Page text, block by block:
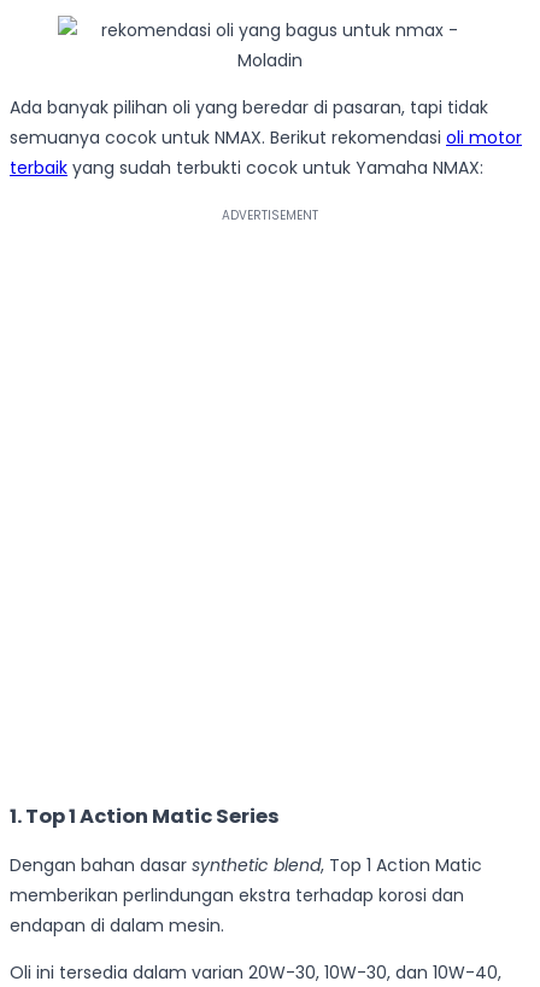
Ada banyak pilihan oli yang beredar di pasaran, tapi tidak
semuanya cocok untuk NMAX. Berikut rekomendasi oli motor
terbaik yang sudah terbukti cocok untuk Yamaha NMAX:
1. Top 1 Action Matic Series
Dengan bahan dasar synthetic blend, Top 1 Action Matic
memberikan perlindungan ekstra terhadap korosi dan
endapan di dalam mesin.
Oli ini tersedia dalam varian 20W-30, 10W-30, dan 10W-40,